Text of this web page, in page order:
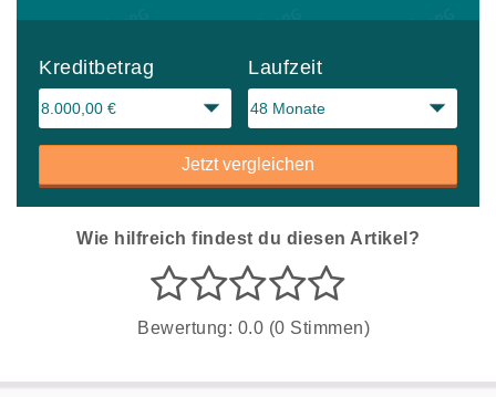
Kreditbetrag Laufzeit
Jetzt vergleichen
Wie hilfreich findest du diesen Artikel?
Bewertung: 0.0 (0 Stimmen)